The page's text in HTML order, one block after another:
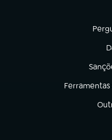
(abre
(abre em